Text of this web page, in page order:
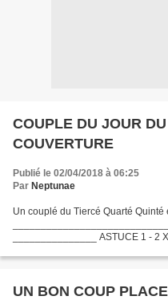
COUPLE DU JOUR
COUVERTURE
Publié le 02/04/2018 à 06:25
Par Neptunae
Un couplé du Tiercé Quarté Quinté
_______________ ASTUCE 1 - 2
chevaux...
UN BON COUP